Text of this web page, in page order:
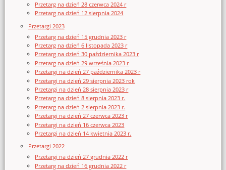
Przetarg na dzień 28 czerwca 2024 r
Przetarg na dzień 12 sierpnia 2024
Przetargi 2023
Przetarg na dzień 15 grudnia 2023 r
Przetarg na dzień 6 listopada 2023 r
Przetarg na dzień 30 października 2023 r
Przetarg na dzień 29 września 2023 r
Przetargi na dzień 27 października 2023 r
Przetargi na dzień 29 sierpnia 2023 rok
Przetargi na dzień 28 sierpnia 2023 r
Przetarg na dzień 8 sierpnia 2023 r.
Przetarg na dzień 2 sierpnia 2023 r.
Przetargi na dzień 27 czerwca 2023 r
Przetargi na dzień 16 czerwca 2023
Przetargi na dzień 14 kwietnia 2023 r.
Przetargi 2022
Przetargi na dzień 27 grudnia 2022 r
Przetarg na dzień 16 grudnia 2022 r